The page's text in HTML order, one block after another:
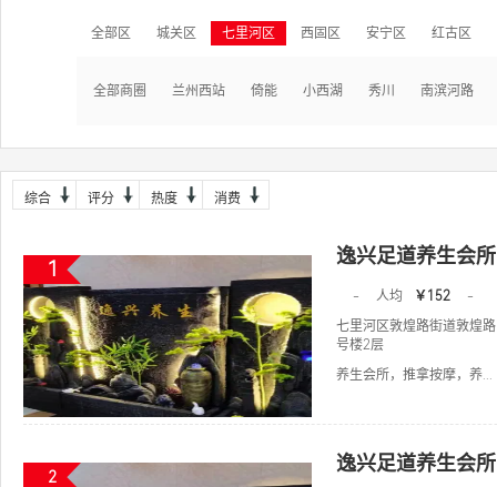
全部区 城关区 七里河区 西固区 安宁区 红古区
全部商圈 兰州西站 倚能 小西湖 秀川 南滨河路
综合 评分 热度 消费
1
逸兴足道养生会所
- 人均 ￥152
-
七里河区敦煌路街道敦煌
号楼2层
养生会所，推拿按摩，养...
2
逸兴足道养生会所